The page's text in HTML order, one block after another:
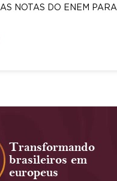
NOTAS DO ENEM
Transformando
brasileiros em
europeus